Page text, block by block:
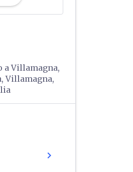
a Villamagna,
Villamagna,
chevron_right